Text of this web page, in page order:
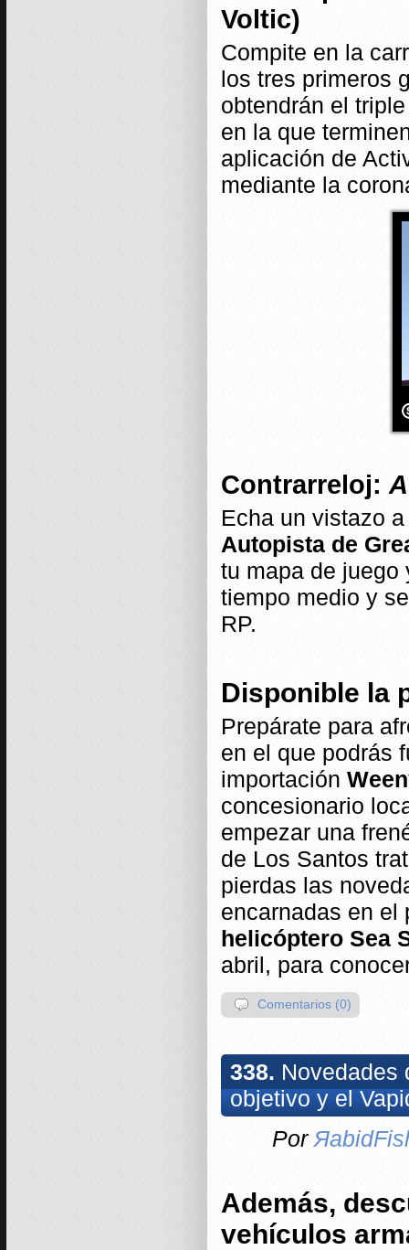
Voltic)
Compite en la
los tres primeros
obtendrán el
en la que
aplicación de
mediante la
Contrarreloj:
Echa un vistazo
Autopista de
tu mapa de juego
tiempo medio y
RP.
Disponible la
Prepárate para
en el que podrás
importación
concesionario
empezar una
de Los Santos
pierdas las
encarnadas en
helicóptero Sea
abril, para
Comentarios (0)
338. Novedades
objetivo y el
Por
Además,
vehículos